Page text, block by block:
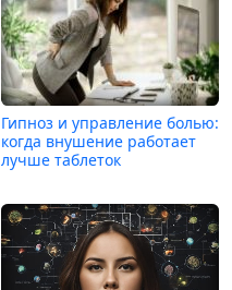
Гипноз и управление болью:
когда внушение работает
лучше таблеток